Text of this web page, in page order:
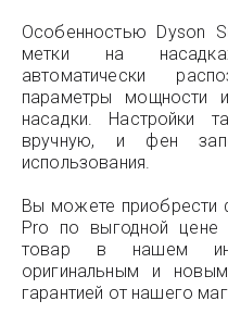
Особенностью Dyson
метки на
автоматически
параметры мощности
насадки. Настройки
вручную, и фен
использования.
Вы можете приобрести
Pro по выгодной цене
товар в нашем
оригинальным и
гарантией от нашего